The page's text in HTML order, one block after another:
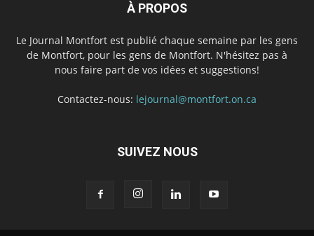
À PROPOS
Le Journal Montfort est publié chaque semaine par les gens
de Montfort, pour les gens de Montfort. N'hésitez pas à
nous faire part de vos idées et suggestions!
Contactez-nous: lejournal@montfort.on.ca
SUIVEZ NOUS